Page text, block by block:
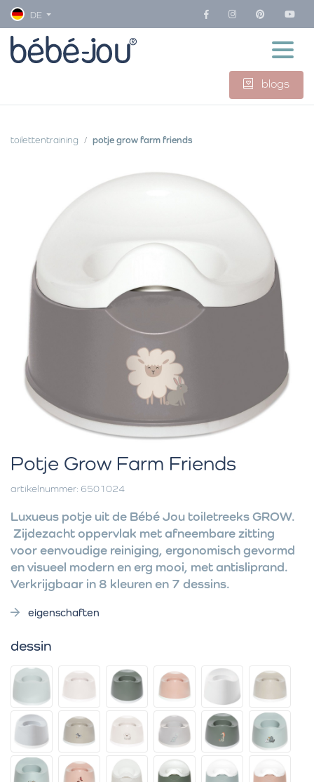
DE
blogs
toilettentraining potje grow farm friends
Potje Grow Farm Friends
artikelnummer: 6501024
Luxueus potje uit de Bébé Jou toiletreeks GROW.
Zijdezacht oppervlak met afneembare zitting
voor eenvoudige reiniging, ergonomisch gevormd
en visueel modern en erg mooi, met antisliprand.
Verkrijgbaar in 8 kleuren en 7 dessins.
eigenschaften
dessin